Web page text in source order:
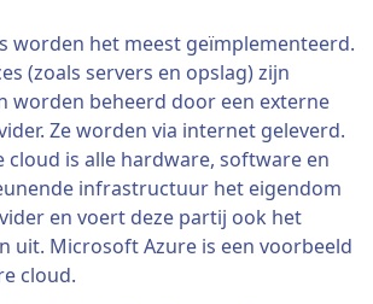
worden het meest geïmplementeerd.
(zoals servers en opslag) zijn
worden beheerd door een externe
Ze worden via internet geleverd.
cloud is alle hardware, software en
infrastructuur het eigendom
en voert deze partij ook het
uit. Microsoft Azure is een voorbeeld
cloud.